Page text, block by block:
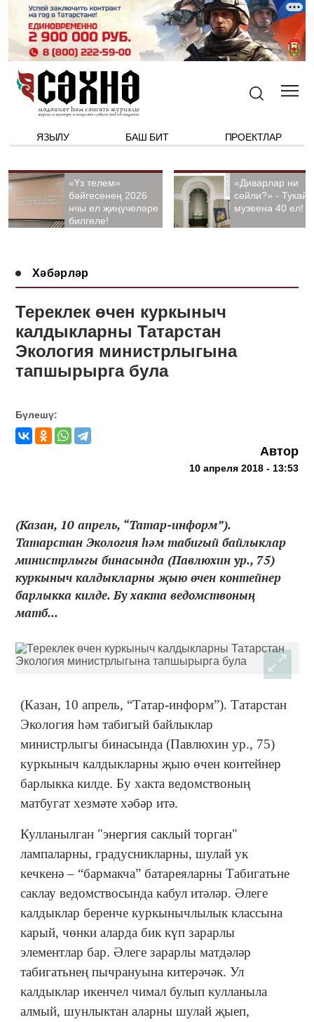
ЯЗЫЛУ БАШ БИТ ПРОЕКТЛАР
«Үз телем»
бәйгесенең 2026
нчы ел җиңүчеләре
билгеле!
«Диварлар ни
сөйли?» - Тукай
музеена 40 ел!
Хәбәрләр
Тереклек өчен куркыныч
калдыкларны Татарстан
Экология министрлыгына
тапшырырга була
Бүлешү:
Автор
10 апреля 2018 - 13:53
(Казан, 10 апрель, “Татар-информ”).
Татарстан Экология һәм табигый байлыклар
министрлыгы бинасында (Павлюхин ур., 75)
куркыныч калдыкларны җыю өчен контейнер
барлыкка килде. Бу хакта ведомствоның
матб...
(Казан, 10 апрель, “Татар-информ”). Татарстан
Экология һәм табигый байлыклар
министрлыгы бинасында (Павлюхин ур., 75)
куркыныч калдыкларны җыю өчен контейнер
барлыкка килде. Бу хакта ведомствоның
матбугат хезмәте хәбәр итә.
Кулланылган "энергия саклый торган"
лампаларны, градусникларны, шулай ук
кечкенә – “бармакча” батареяларны Табигатьне
саклау ведомствосында кабул итәләр. Әлеге
калдыклар беренче куркынычлылык классына
карый, чөнки аларда бик күп зарарлы
элементлар бар. Әлеге зарарлы матдәләр
табигатьнең пычрануына китерәчәк. Ул
калдыклар икенчел чимал булып кулланыла
алмый, шунлыктан аларны шулай җыеп,